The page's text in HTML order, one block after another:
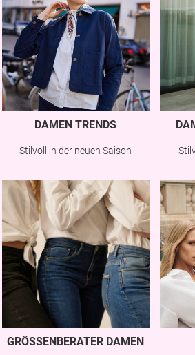
DAMEN TRENDS
Stilvoll in der neuen Saison
GRÖSSENBERATER DAMEN